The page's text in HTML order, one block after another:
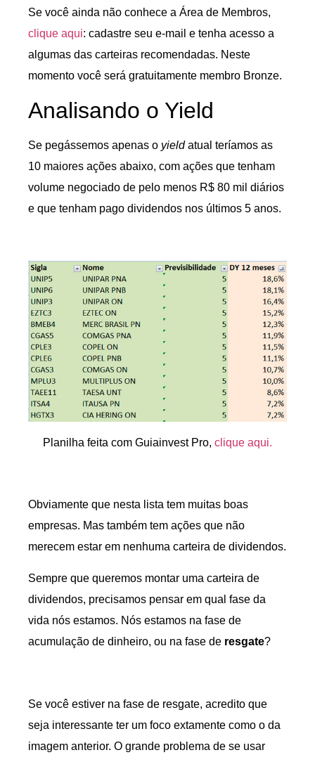
Se você ainda não conhece a Área de Membros,
clique aqui: cadastre seu e-mail e tenha acesso a
algumas das carteiras recomendadas. Neste
momento você será gratuitamente membro Bronze.
Analisando o Yield
Se pegássemos apenas o yieldatual teríamos as
10 maiores ações abaixo, com ações que tenham
volume negociado de pelo menos R$ 80 mil diários
e que tenham pago dividendos nos últimos 5 anos.
Planilha feita com Guiainvest Pro, clique aqui.
Obviamente que nesta lista tem muitas boas
empresas. Mas também tem ações que não
merecem estar em nenhuma carteira de dividendos.
Sempre que queremos montar uma carteira de
dividendos, precisamos pensar em qual fase da
vida nós estamos. Nós estamos na fase de
acumulação de dinheiro, ou na fase de resgate?
Se você estiver na fase de resgate, acredito que
seja interessante ter um foco extamente como o da
imagem anterior. O grande problema de se usar